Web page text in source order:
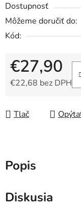
Dostupnosť
Môžeme doručiť do:
Kód:
€27,90
€22,68 bez DPH
Tlač
Popis
Diskusia